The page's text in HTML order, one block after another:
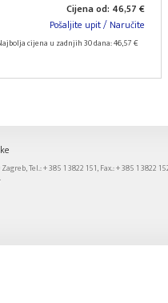
Cijena od: 46,57 €
Pošaljite upit / Naručite
cijena u zadnjih 30 dana: 46,57 €
Tel.: + 385 1 3822 151, Fax.: + 385 1 3822